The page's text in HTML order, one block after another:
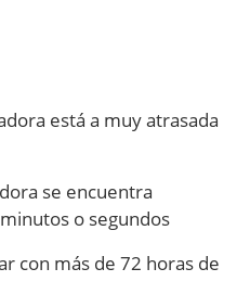
está a muy atrasada
se encuentra
o segundos
con más de 72 horas de